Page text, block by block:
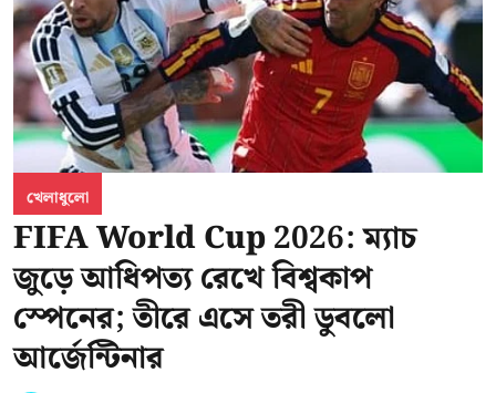
খেলাধুলো
FIFA World Cup 2026: ম্যাচ
জুড়ে আধিপত্য রেখে বিশ্বকাপ
স্পেনের; তীরে এসে তরী ডুবলো
আর্জেন্টিনার